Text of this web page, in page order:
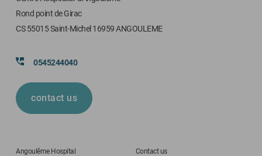
Rond point de Girac
CS 55015 Saint-Michel 16959 ANGOULEME
0545244040
contact us
Angoulême Hospital
Contact us